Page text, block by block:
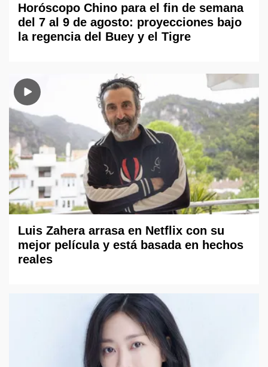
Horóscopo Chino para el fin de semana
del 7 al 9 de agosto: proyecciones bajo
la regencia del Buey y el Tigre
Luis Zahera arrasa en Netflix con su
mejor película y está basada en hechos
reales